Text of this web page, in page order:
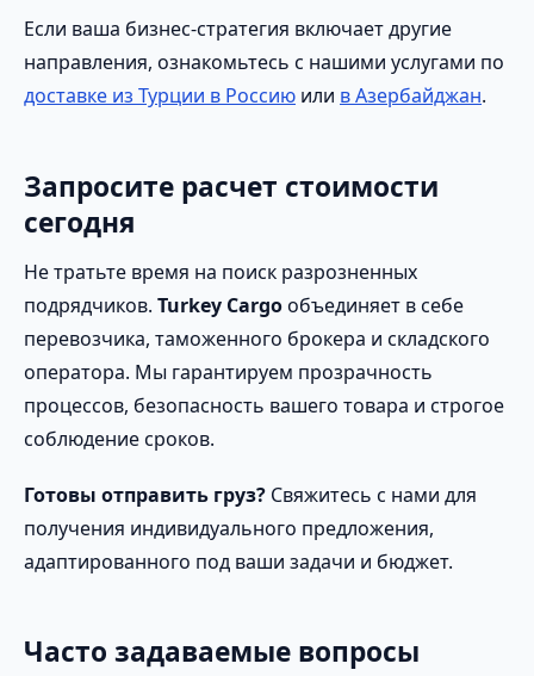
Если ваша бизнес-стратегия включает другие
направления, ознакомьтесь с нашими услугами по
доставке из Турции в Россию или в Азербайджан.
Запросите расчет стоимости
сегодня
Не тратьте время на поиск разрозненных
подрядчиков. Turkey Cargoобъединяет в себе
перевозчика, таможенного брокера и складского
оператора. Мы гарантируем прозрачность
процессов, безопасность вашего товара и строгое
соблюдение сроков.
Готовы отправить груз? Свяжитесь с нами для
получения индивидуального предложения,
адаптированного под ваши задачи и бюджет.
Часто задаваемые вопросы